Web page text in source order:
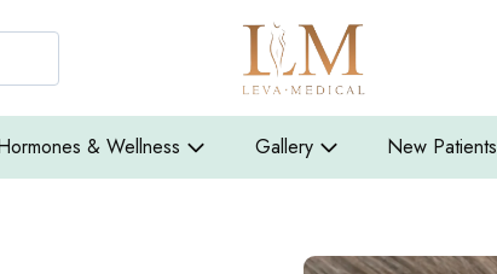
& Wellness Gallery New Patients